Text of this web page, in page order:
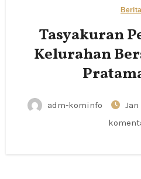
Berita
Tasyakuran
Kelurahan
adm-kominfo Jan